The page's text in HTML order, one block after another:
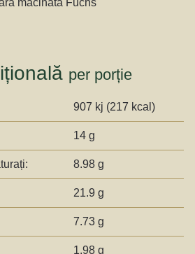
per porție
907 kj (217 kcal)
14 g
8.98 g
21.9 g
7.73 g
1.98 g